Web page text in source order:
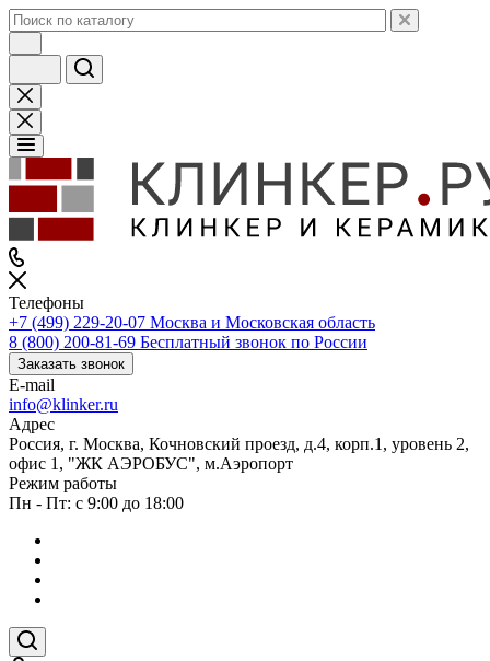
Телефоны
+7 (499) 229-20-07 Москва и Московская область
8 (800) 200-81-69 Бесплатный звонок по России
Заказать звонок
E-mail
info@klinker.ru
Адрес
Россия, г. Москва, Кочновский проезд, д.4, корп.1, уровень 2,
офис 1, "ЖК АЭРОБУС", м.Аэропорт
Режим работы
Пн - Пт: с 9:00 до 18:00